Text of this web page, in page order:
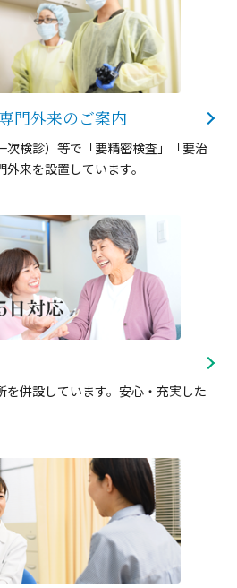
専門外来のご案内
次検診）等で「要精密検査」「要治
来を設置しています。
を併設しています。安心・充実した